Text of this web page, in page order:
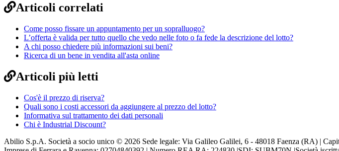
Articoli correlati
Come posso fissare un appuntamento per un sopralluogo?
L’offerta è valida per tutto quello che vedo nelle foto o fa fede la descrizione del lotto?
A chi posso chiedere più informazioni sui beni?
Ricerca di un bene in vendita all'asta online
Articoli più letti
Cos'è il prezzo di riserva?
Quali sono i costi accessori da aggiungere al prezzo del lotto?
Informativa sul trattamento dei dati personali
Chi è Industrial Discount?
Abilio S.p.A. Società a socio unico © 2026 Sede legale: Via Galileo Galilei, 6 - 48018 Faenza (RA) |